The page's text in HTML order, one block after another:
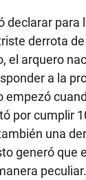
declarar para
derrota
el arquero
a la
empezó
por cumplir
una
generó que
peculiar.